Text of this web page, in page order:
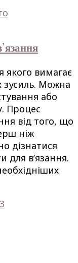
якого вимагає
зусиль. Можна
або
Процес
від того, що
ніж
дізнатися
для в’язання.